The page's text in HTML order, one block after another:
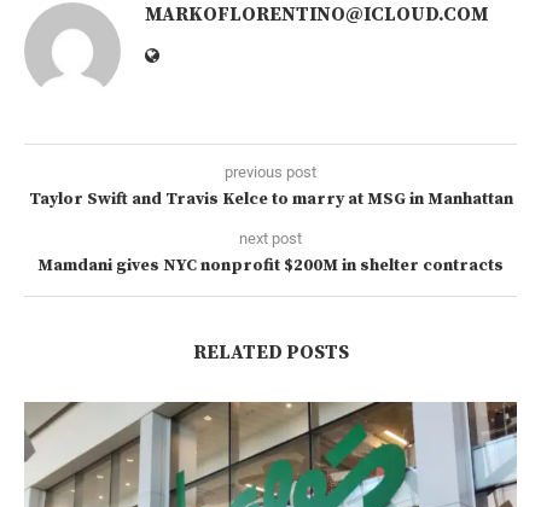
MARKOFLORENTINO@ICLOUD.COM
previous post
Taylor Swift and Travis Kelce to marry at MSG in Manhattan
next post
Mamdani gives NYC nonprofit $200M in shelter contracts
RELATED POSTS